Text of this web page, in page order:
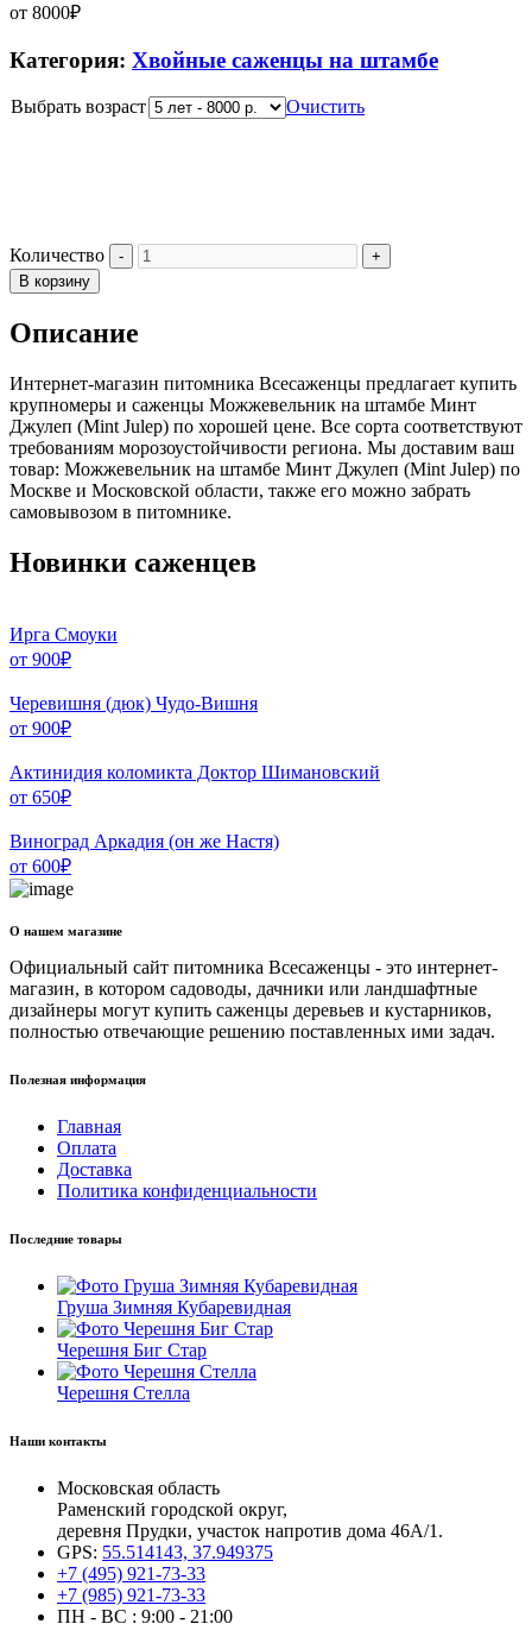
от 8000₽
Категория: Хвойные саженцы на штамбе
Выбрать возраст Очистить
Количество
В корзину
Описание
Интернет-магазин питомника Всесаженцы предлагает купить
крупномеры и саженцы Можжевельник на штамбе Минт
Джулеп (Mint Julep) по хорошей цене. Все сорта соответствуют
требованиям морозоустойчивости региона. Мы доставим ваш
товар: Можжевельник на штамбе Минт Джулеп (Mint Julep) по
Москве и Московской области, также его можно забрать
самовывозом в питомнике.
Новинки саженцев
Ирга Смоуки
от 900₽
Черевишня (дюк) Чудо-Вишня
от 900₽
Актинидия коломикта Доктор Шимановский
от 650₽
Виноград Аркадия (он же Настя)
от 600₽
О нашем магазине
Официальный сайт питомника Всесаженцы - это интернет-
магазин, в котором садоводы, дачники или ландшафтные
дизайнеры могут купить саженцы деревьев и кустарников,
полностью отвечающие решению поставленных ими задач.
Полезная информация
Главная
Оплата
Доставка
Политика конфиденциальности
Последние товары
Груша Зимняя Кубаревидная
Черешня Биг Стар
Черешня Стелла
Наши контакты
Московская область
Раменский городской округ,
деревня Прудки, участок напротив дома 46А/1.
GPS: 55.514143, 37.949375
+7 (495) 921-73-33
+7 (985) 921-73-33
ПН - ВС : 9:00 - 21:00